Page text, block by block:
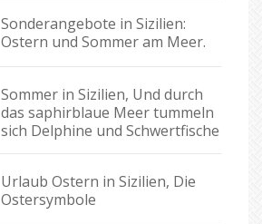
Sonderangebote in Sizilien:
Ostern und Sommer am Meer.
Sommer in Sizilien, Und durch
das saphirblaue Meer tummeln
sich Delphine und Schwertfische
Urlaub Ostern in Sizilien, Die
Ostersymbole